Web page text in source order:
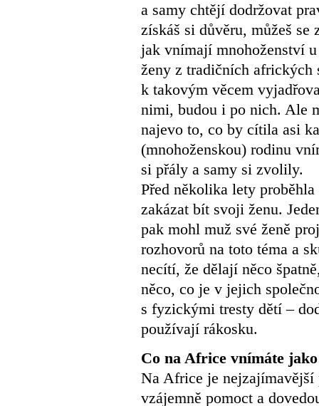
a samy chtějí dodržovat
získáš si důvěru, můžeš
jak vnímají mnohoženství
ženy z tradičních afrických
k takovým věcem
nimi, budou i po nich. Ale
najevo to, co by cítila asi
(mnohoženskou) rodinu
si přály a samy si zvolily.
Před několika lety
zakázat bít svoji ženu.
pak mohl muž své ženě
rozhovorů na toto téma a
necítí, že dělají něco
něco, co je v jejich
s fyzickými tresty dětí –
používají rákosku.
Co na Africe vnímáte
Na Africe je nejzajímavější
vzájemně pomoct a